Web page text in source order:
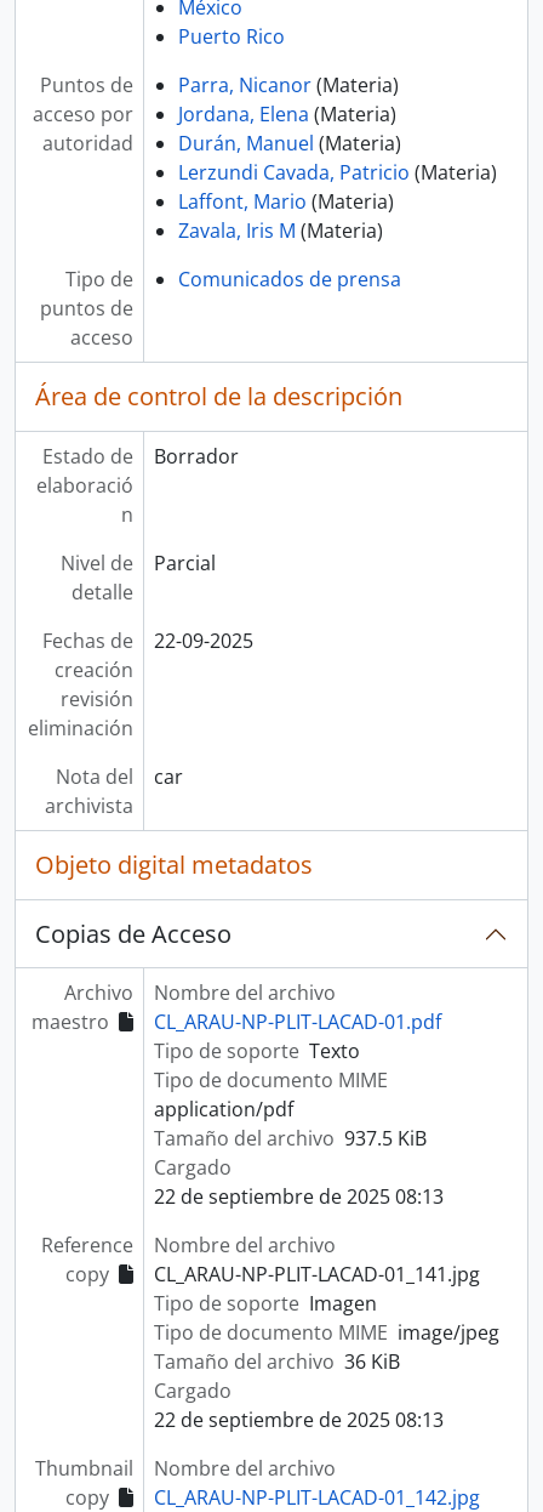
México
Puerto Rico
Puntos de
acceso por
autoridad
Parra, Nicanor(Materia)
Jordana, Elena (Materia)
Durán, Manuel (Materia)
Lerzundi Cavada, Patricio (Materia)
Laffont, Mario (Materia)
Zavala, Iris M (Materia)
Tipo de
puntos de
acceso
Comunicados de prensa
Área de control de la descripción
Estado de
elaboració
n
Borrador
Nivel de
detalle
Parcial
Fechas de
creación
revisión
eliminación
22-09-2025
Nota del
archivista
car
Objeto digital metadatos
Copias de Acceso
Archivo
maestro
Nombre del archivo
CL_ARAU-NP-PLIT-LACAD-01.pdf
Tipo de soporte Texto
Tipo de documento MIME
application/pdf
Tamaño del archivo 937.5 KiB
Cargado
22 de septiembre de 2025 08:13
Reference
copy
Nombre del archivo
CL_ARAU-NP-PLIT-LACAD-01_141.jpg
Tipo de soporte Imagen
Tipo de documento MIME image/jpeg
Tamaño del archivo 36 KiB
Cargado
22 de septiembre de 2025 08:13
Thumbnail
copy
Nombre del archivo
CL_ARAU-NP-PLIT-LACAD-01_142.jpg